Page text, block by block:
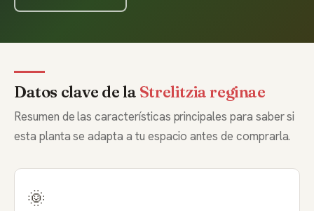
Datos clave de la Strelitzia reginae
Resumen de las características principales para saber si
esta planta se adapta a tu espacio antes de comprarla.
🌞